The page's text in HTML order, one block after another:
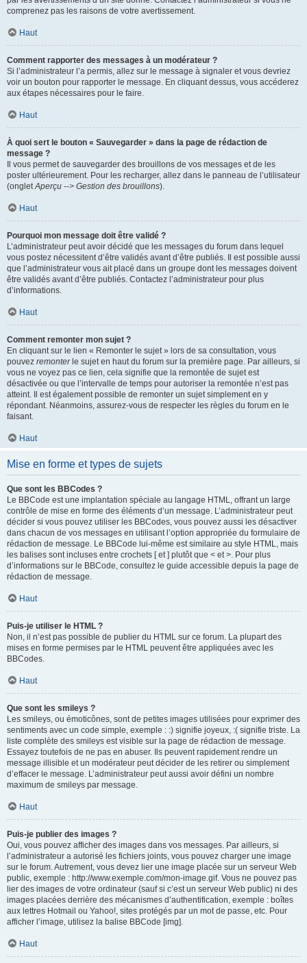
comprenez pas les raisons de votre avertissement.
Haut
Comment rapporter des messages à un modérateur ?
Si l’administrateur l’a permis, allez sur le message à signaler et vous devriez
voir un bouton pour rapporter le message. En cliquant dessus, vous accéderez
aux étapes nécessaires pour le faire.
Haut
À quoi sert le bouton « Sauvegarder » dans la page de rédaction de
message ?
Il vous permet de sauvegarder des brouillons de vos messages et de les
poster ultérieurement. Pour les recharger, allez dans le panneau de l’utilisateur
(ongletAperçu --> Gestion des brouillons).
Haut
Pourquoi mon message doit être validé ?
L’administrateur peut avoir décidé que les messages du forum dans lequel
vous postez nécessitent d’être validés avant d’être publiés. Il est possible aussi
que l’administrateur vous ait placé dans un groupe dont les messages doivent
être validés avant d’être publiés. Contactez l’administrateur pour plus
d’informations.
Haut
Comment remonter mon sujet ?
En cliquant sur le lien « Remonter le sujet » lors de sa consultation, vous
pouvez remonterle sujet en haut du forum sur la première page. Par ailleurs, si
vous ne voyez pas ce lien, cela signifie que la remontée de sujet est
désactivée ou que l’intervalle de temps pour autoriser la remontée n’est pas
atteint. Il est également possible de remonter un sujet simplement en y
répondant. Néanmoins, assurez-vous de respecter les règles du forum en le
faisant.
Haut
Mise en forme et types de sujets
Que sont les BBCodes ?
Le BBCode est une implantation spéciale au langage HTML, offrant un large
contrôle de mise en forme des éléments d’un message. L’administrateur peut
décider si vous pouvez utiliser les BBCodes, vous pouvez aussi les désactiver
dans chacun de vos messages en utilisant l’option appropriée du formulaire de
rédaction de message. Le BBCode lui-même est similaire au style HTML, mais
les balises sont incluses entre crochets [ et ] plutôt que < et >. Pour plus
d’informations sur le BBCode, consultez le guide accessible depuis la page de
rédaction de message.
Haut
Puis-je utiliser le HTML ?
Non, il n’est pas possible de publier du HTML sur ce forum. La plupart des
mises en forme permises par le HTML peuvent être appliquées avec les
BBCodes.
Haut
Que sont les smileys ?
Les smileys, ou émoticônes, sont de petites images utilisées pour exprimer des
sentiments avec un code simple, exemple : :) signifie joyeux, :( signifie triste. La
liste complète des smileys est visible sur la page de rédaction de message.
Essayez toutefois de ne pas en abuser. Ils peuvent rapidement rendre un
message illisible et un modérateur peut décider de les retirer ou simplement
d’effacer le message. L’administrateur peut aussi avoir défini un nombre
maximum de smileys par message.
Haut
Puis-je publier des images ?
Oui, vous pouvez afficher des images dans vos messages. Par ailleurs, si
l’administrateur a autorisé les fichiers joints, vous pouvez charger une image
sur le forum. Autrement, vous devez lier une image placée sur un serveur Web
public, exemple : http://www.exemple.com/mon-image.gif. Vous ne pouvez pas
lier des images de votre ordinateur (sauf si c’est un serveur Web public) ni des
images placées derrière des mécanismes d’authentification, exemple : boîtes
aux lettres Hotmail ou Yahoo!, sites protégés par un mot de passe, etc. Pour
afficher l’image, utilisez la balise BBCode [img].
Haut